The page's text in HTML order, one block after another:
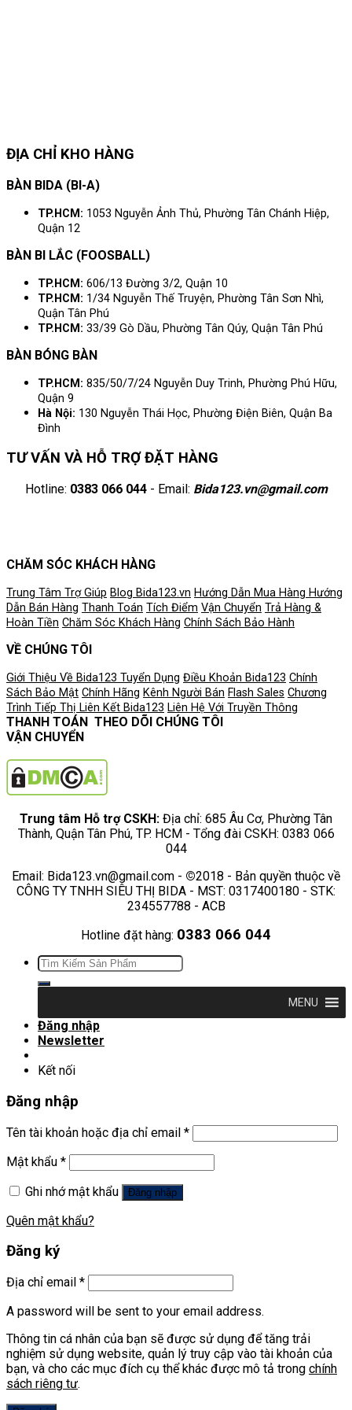
ĐỊA CHỈ KHO HÀNG
BÀN BIDA (BI-A)
TP.HCM: 1053 Nguyễn Ảnh Thủ, Phường Tân Chánh Hiệp,
Quận 12
BÀN BI LẮC (FOOSBALL)
TP.HCM: 606/13 Đường 3/2, Quận 10
TP.HCM: 1/34 Nguyễn Thế Truyện, Phường Tân Sơn Nhì,
Quận Tân Phú
TP.HCM: 33/39 Gò Dầu, Phường Tân Qúy, Quận Tân Phú
BÀN BÓNG BÀN
TP.HCM: 835/50/7/24 Nguyễn Duy Trinh, Phường Phú Hữu,
Quận 9
Hà Nội: 130 Nguyễn Thái Học, Phường Điện Biên, Quận Ba
Đình
TƯ VẤN VÀ HỖ TRỢ ĐẶT HÀNG
Hotline: 0383 066 044- Email: Bida123.vn@gmail.com
CHĂM SÓC KHÁCH HÀNG
Trung Tâm Trợ Giúp Blog Bida123.vn Hướng Dẫn Mua Hàng Hướng
Dẫn Bán Hàng Thanh Toán Tích Điểm Vận Chuyển Trả Hàng &
Hoàn Tiền Chăm Sóc Khách Hàng Chính Sách Bảo Hành
VỀ CHÚNG TÔI
Giới Thiệu Về Bida123 Tuyển Dụng Điều Khoản Bida123 Chính
Sách Bảo Mật Chính Hãng Kênh Người Bán Flash Sales Chương
Trình Tiếp Thị Liên Kết Bida123 Liên Hệ Với Truyền Thông
THANH TOÁN THEO DÕI CHÚNG TÔI
VẬN CHUYỂN
Trung tâm Hỗ trợ CSKH: Địa chỉ: 685 Âu Cơ, Phường Tân
Thành, Quận Tân Phú, TP. HCM - Tổng đài CSKH: 0383 066
044
Email: Bida123.vn@gmail.com - ©2018 - Bản quyền thuộc về
CÔNG TY TNHH SIÊU THỊ BIDA - MST: 0317400180 - STK:
234557788 - ACB
Hotline đặt hàng: 0383 066 044
Tìm
kiếm:
MENU
Đăng nhập
Newsletter
Kết nối
Đăng nhập
Tên tài khoản hoặc địa chỉ email *
Mật khẩu *
Ghi nhớ mật khẩu
Đăng nhập
Quên mật khẩu?
Đăng ký
Địa chỉ email *
A password will be sent to your email address.
Thông tin cá nhân của bạn sẽ được sử dụng để tăng trải
nghiệm sử dụng website, quản lý truy cập vào tài khoản của
bạn, và cho các mục đích cụ thể khác được mô tả trong chính
sách riêng tư.